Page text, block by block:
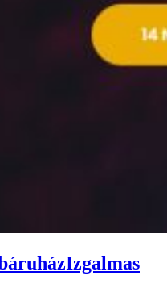
Izgalmas